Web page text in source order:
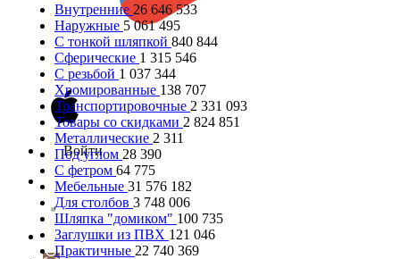
Войти
Внутренние 26 646 533
Наружные 5 061 495
С тонкой шляпкой 840 844
Сферические 1 315 546
С резьбой 1 037 344
Хромированные 138 707
Транспортировочные 2 331 093
Товары со скидками 2 824 851
Металлические 2 311
Под углом 28 390
С фетром 64 775
Мебельные 31 576 182
Для столбов 3 748 006
Шляпка "домиком" 100 735
Заглушки из ПВХ 121 046
Практичные 22 740 369